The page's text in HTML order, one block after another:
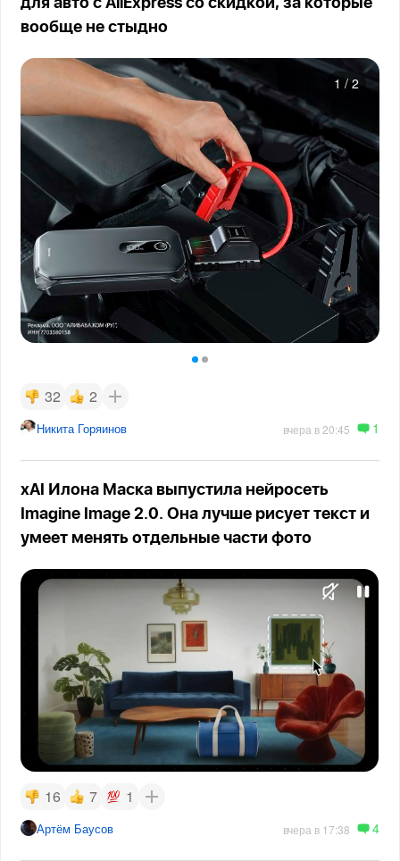
для авто с AliExpress со скидкой, за которые
вообще не стыдно
1 / 2
32 2
Никита Горяинов вчера в 20:45 1
xAI Илона Маска выпустила нейросеть
Imagine Image 2.0. Она лучше рисует текст и
умеет менять отдельные части фото
16 7 1
Артём Баусов вчера в 17:38 4